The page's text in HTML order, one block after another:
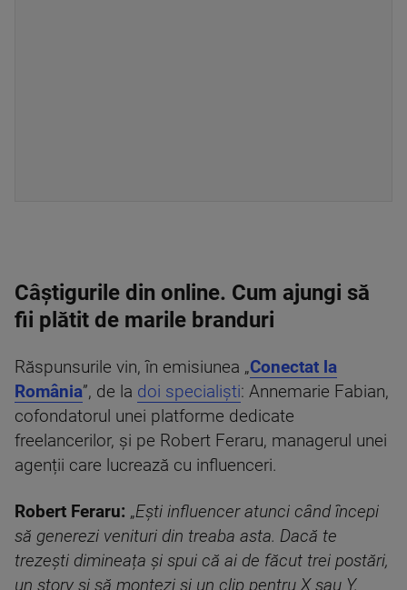
Câștigurile din online. Cum ajungi să
fii plătit de marile branduri
Răspunsurile vin, în emisiunea „Conectat la
România”, de la doi specialiști: Annemarie Fabian,
cofondatorul unei platforme dedicate
freelancerilor, și pe Robert Feraru, managerul unei
agenții care lucrează cu influenceri.
Robert Feraru: „Ești influencer atunci când începi
să generezi venituri din treaba asta. Dacă te
trezești dimineața și spui că ai de făcut trei postări,
un story și să montezi și un clip pentru X sau Y,